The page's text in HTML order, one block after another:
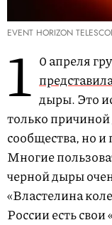
EVENT HORIZON
1 0 апреля
дыры. Это
только причиной
сообщества, но и
Многие
черной дыры
«Властелина
России есть